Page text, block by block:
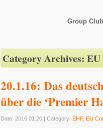
Group
Category Archives: EU
20.1.16: Das
über die ‘Premier
Date: 2016.01.20 | Category: EHF, EU